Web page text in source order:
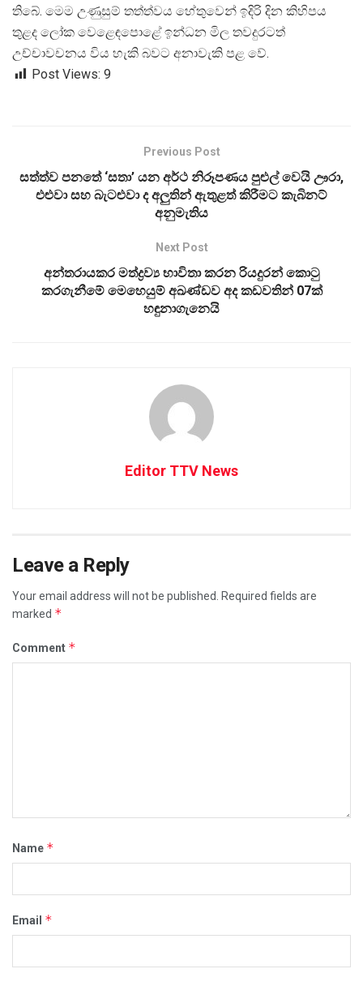
තිබේ. මෙම උණුසුම් තත්ත්වය හේතුවෙන් ඉදිරි දින කිහිපය
තුළද ලෝක වෙළෙඳපොළේ ඉන්ධන මිල තවදුරටත්
උච්චාවචනය විය හැකි බවට අනාවැකි පළ වේ.
Post Views: 9
Previous Post
සත්ත්ව පනතේ ‘සතා’ යන අර්ථ නිරූපණය පුළුල් වෙයි ඌරා,
එළුවා සහ බැටළුවා ද අලුතින් ඇතුළත් කිරීමට කැබිනට්
අනුමැතිය
Next Post
අන්තරායකර මත්ද්‍රව්‍ය භාවිතා කරන රියදුරන් කොටු
කරගැනීමේ මෙහෙයුම් අඛණ්ඩව අද කඩවතින් 07ක්
හඳුනාගැනෙයි
Editor TTV News
Leave a Reply
Your email address will not be published.
Required fields are
marked *
Comment *
Name *
Email *